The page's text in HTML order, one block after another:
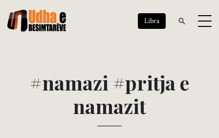
Libra
#namazi #pritjae
namazit